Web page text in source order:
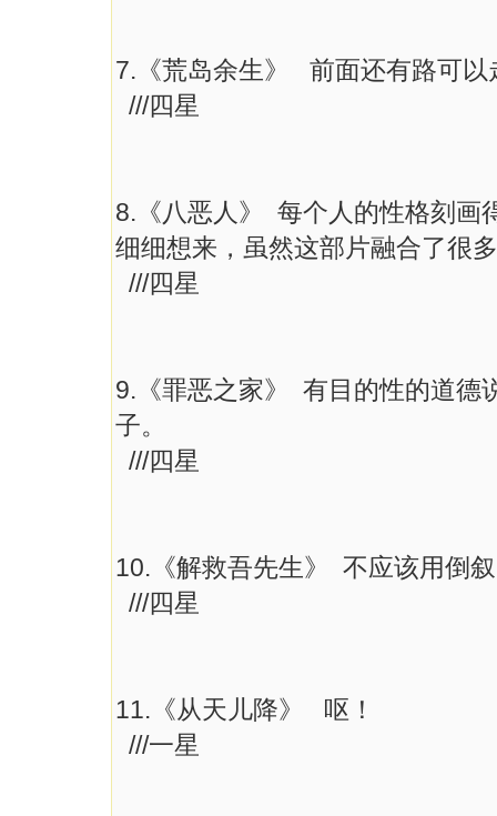
7.《荒岛余生》 前面还有路可以
///四星
8.《八恶人》 每个人的性格刻画
细细想来，虽然这部片融合了很
///四星
9.《罪恶之家》 有目的性的道德
子。
///四星
10.《解救吾先生》 不应该用倒
///四星
11.《从天儿降》 呕！
///一星